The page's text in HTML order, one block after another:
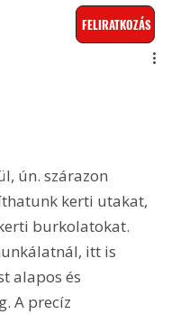
FELIRATKOZÁS
ún. szárazon
kerti utakat,
burkolatokat.
itt is
alapos és
A precíz